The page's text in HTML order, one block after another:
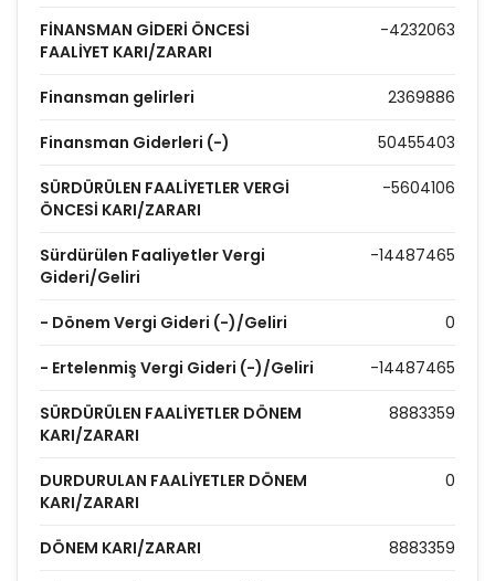
FİNANSMAN GİDERİ ÖNCESİ
FAALİYET KARI/ZARARI
-4232063
Finansman gelirleri 2369886
Finansman Giderleri (-) 50455403
SÜRDÜRÜLEN FAALİYETLER VERGİ
ÖNCESİ KARI/ZARARI
-5604106
Sürdürülen Faaliyetler Vergi
Gideri/Geliri
-14487465
- Dönem Vergi Gideri (-)/Geliri 0
- Ertelenmiş Vergi Gideri (-)/Geliri -14487465
SÜRDÜRÜLEN FAALİYETLER DÖNEM
KARI/ZARARI
8883359
DURDURULAN FAALİYETLER DÖNEM
KARI/ZARARI
0
DÖNEM KARI/ZARARI 8883359